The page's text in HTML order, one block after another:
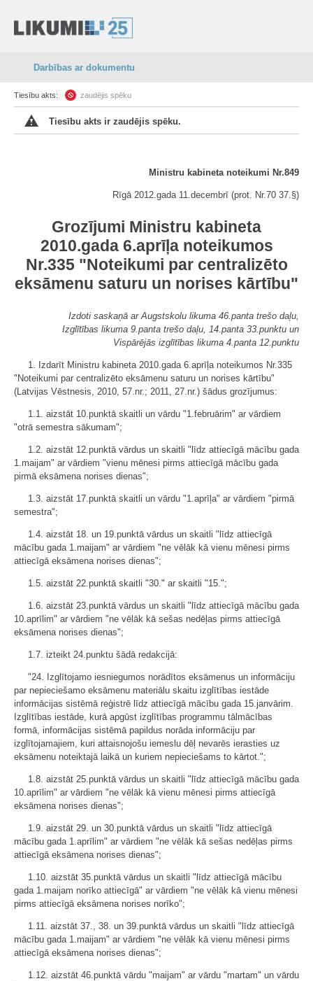
Darbības ar dokumentu
Tiesību akts: zaudējis spēku
Tiesību akts ir zaudējis spēku.
Ministru kabineta noteikumi Nr.849
Rīgā 2012.gada 11.decembrī (prot. Nr.70 37.§)
Grozījumi Ministru kabineta
2010.gada 6.aprīļa noteikumos
Nr.335 "Noteikumi par centralizēto
eksāmenu saturu un norises kārtību"
Izdoti saskaņā ar Augstskolu likuma 46.panta trešo daļu,
Izglītības likuma 9.panta trešo daļu, 14.panta 33.punktu un
Vispārējās izglītības likuma 4.panta 12.punktu
1. Izdarīt Ministru kabineta 2010.gada 6.aprīļa noteikumos Nr.335
"Noteikumi par centralizēto eksāmenu saturu un norises kārtību"
(Latvijas Vēstnesis, 2010, 57.nr.; 2011, 27.nr.) šādus grozījumus:
1.1. aizstāt 10.punktā skaitli un vārdu "1.februārim" ar vārdiem
"otrā semestra sākumam";
1.2. aizstāt 12.punktā vārdus un skaitli "līdz attiecīgā mācību gada
1.maijam" ar vārdiem "vienu mēnesi pirms attiecīgā mācību gada
pirmā eksāmena norises dienas";
1.3. aizstāt 17.punktā skaitli un vārdu "1.aprīļa" ar vārdiem "pirmā
semestra";
1.4. aizstāt 18. un 19.punktā vārdus un skaitli "līdz attiecīgā
mācību gada 1.maijam" ar vārdiem "ne vēlāk kā vienu mēnesi pirms
attiecīgā eksāmena norises dienas";
1.5. aizstāt 22.punktā skaitli "30." ar skaitli "15.";
1.6. aizstāt 23.punktā vārdus un skaitli "līdz attiecīgā mācību gada
10.aprīlim" ar vārdiem "ne vēlāk kā sešas nedēļas pirms attiecīgā
eksāmena norises dienas";
1.7. izteikt 24.punktu šādā redakcijā:
"24. Izglītojamo iesniegumos norādītos eksāmenus un informāciju
par nepieciešamo eksāmenu materiālu skaitu izglītības iestāde
informācijas sistēmā reģistrē līdz attiecīgā mācību gada 15.janvārim.
Izglītības iestāde, kurā apgūst izglītības programmu tālmācības
formā, informācijas sistēmā papildus norāda informāciju par
izglītojamajiem, kuri attaisnojošu iemeslu dēļ nevarēs ierasties uz
eksāmenu noteiktajā laikā un kuriem nepieciešams to kārtot.";
1.8. aizstāt 25.punktā vārdus un skaitli "līdz attiecīgā mācību gada
10.aprīlim" ar vārdiem "ne vēlāk kā vienu mēnesi pirms attiecīgā
eksāmena norises dienas";
1.9. aizstāt 29. un 30.punktā vārdus un skaitli "līdz attiecīgā
mācību gada 1.aprīlim" ar vārdiem "ne vēlāk kā sešas nedēļas pirms
attiecīgā eksāmena norises dienas";
1.10. aizstāt 35.punktā vārdus un skaitli "līdz attiecīgā mācību
gada 1.maijam norīko attiecīgā" ar vārdiem "ne vēlāk kā vienu mēnesi
pirms attiecīgā eksāmena norises norīko";
1.11. aizstāt 37., 38. un 39.punktā vārdus un skaitli "līdz attiecīgā
mācību gada 1.maijam" ar vārdiem "ne vēlāk kā vienu mēnesi pirms
attiecīgā eksāmena norises dienas";
1.12. aizstāt 46.punktā vārdu "maijam" ar vārdu "martam" un vārdu